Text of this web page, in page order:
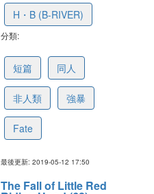
H・B (B-RIVER)
分類:
短篇 同人
非人類 強暴
Fate
最後更新: 2019-05-12 17:50
The Fall of Little Red